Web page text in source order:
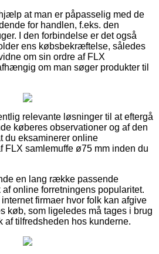
at man er påpasselig med de
for handlen, f.eks. den
I den forbindelse er det også
ens købsbekræftelse, således
om sin ordre af FLX
om man søger produkter til
relevante løsninger til at eftergå
køberes observationer og af den
du eksaminerer online
FLX samlemuffe ø75 mm inden du
en lang række passende
af online forretningens popularitet.
firmaer hvor folk kan afgive
køb, som ligeledes må tages i brug
af tilfredsheden hos kunderne.